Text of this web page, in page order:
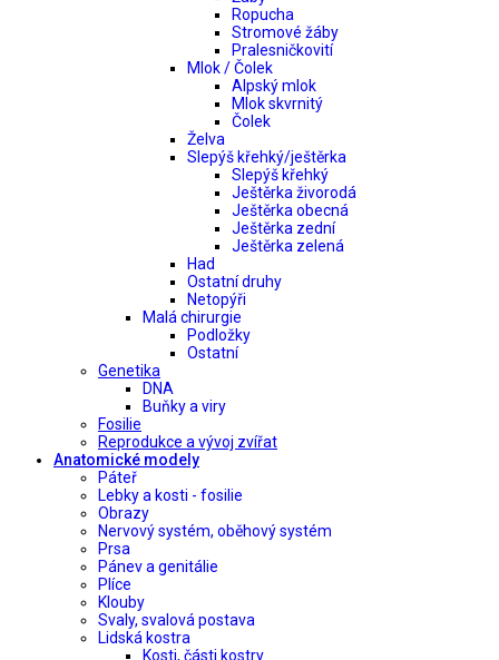
Ropucha
Stromové žáby
Pralesničkovití
Mlok / Čolek
Alpský mlok
Mlok skvrnitý
Čolek
Želva
Slepýš křehký/ještěrka
Slepýš křehký
Ještěrka živorodá
Ještěrka obecná
Ještěrka zední
Ještěrka zelená
Had
Ostatní druhy
Netopýři
Malá chirurgie
Podložky
Ostatní
Genetika
DNA
Buňky a viry
Fosilie
Reprodukce a vývoj zvířat
Anatomické modely
Páteř
Lebky a kosti - fosilie
Obrazy
Nervový systém, oběhový systém
Prsa
Pánev a genitálie
Plíce
Klouby
Svaly, svalová postava
Lidská kostra
Kosti, části kostry